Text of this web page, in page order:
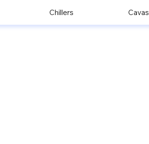
Chillers Cavas